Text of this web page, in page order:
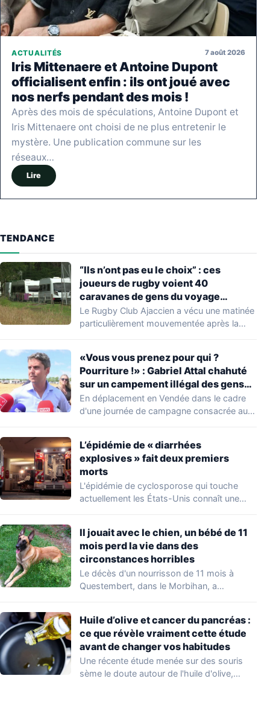
ACTUALITÉS 7 août 2026
Iris Mittenaere et Antoine Dupont
officialisent enfin : ils ont joué avec
nos nerfs pendant des mois !
Après des mois de spéculations, Antoine Dupont et
Iris Mittenaere ont choisi de ne plus entretenir le
mystère. Une publication commune sur les
réseaux…
Lire
TENDANCE
“Ils n’ont pas eu le choix” : ces
joueurs de rugby voient 40
caravanes de gens du voyage
s’installer dans leur stade, ils les
délogent en moins d’1 heure
Le Rugby Club Ajaccien a vécu une matinée
particulièrement mouvementée après la
«Vous vous prenez pour qui ?
Pourriture !» : Gabriel Attal chahuté
sur un campement illégal des gens
du voyage
En déplacement en Vendée dans le cadre
d'une journée de campagne consacrée aux
L’épidémie de « diarrhées
explosives » fait deux premiers
morts
L'épidémie de cyclosporose qui touche
actuellement les États-Unis connaît une
Il jouait avec le chien, un bébé de 11
mois perd la vie dans des
circonstances horribles
Le décès d'un nourrisson de 11 mois à
Questembert, dans le Morbihan, a
Huile d’olive et cancer du pancréas :
ce que révèle vraiment cette étude
avant de changer vos habitudes
Une récente étude menée sur des souris
sème le doute autour de l'huile d'olive,…